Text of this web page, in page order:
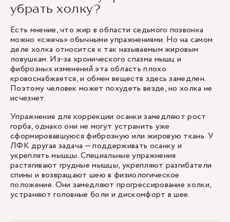
убрать холку?
Есть мнение, что жир в области седьмого позвонка
можно «сжечь» обычными упражнениями. Но на самом
деле холка относится к так называемым жировым
ловушкам. Из-за хронического спазма мышц и
фиброзных изменений эта область плохо
кровоснабжается, и обмен веществ здесь замедлен.
Поэтому человек может похудеть везде, но холка не
исчезнет.
Упражнения для коррекции осанки замедляют рост
горба, однако они не могут устранить уже
сформировавшуюся фиброзную или жировую ткань. У
ЛФК другая задача — поддерживать осанку и
укреплять мышцы. Специальные упражнения
растягивают грудные мышцы, укрепляют разгибатели
спины и возвращают шею в физиологическое
положение. Они замедляют прогрессирование холки,
устраняют головные боли и дискомфорт в шее.